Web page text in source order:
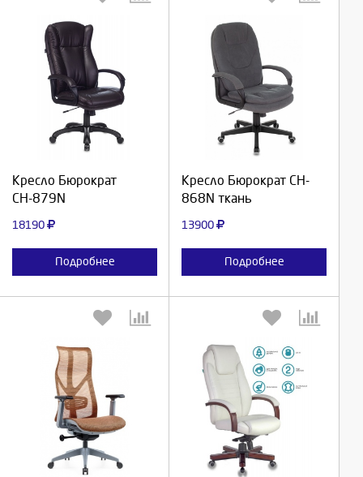
Кресло Бюрократ
СН-879N
18190
Подробнее
Выберите количество:
Кресло Бюрократ CH-
868N ткань
13900
Подробнее
Выберите количество:
Отмена
Выберите количество: Выберите количество: